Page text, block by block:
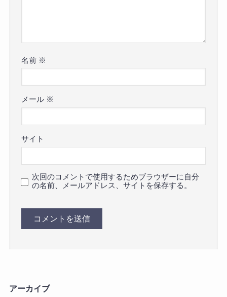
名前 ※
メール ※
サイト
次回のコメントで使用するためブラウザーに自分
の名前、メールアドレス、サイトを保存する。
アーカイブ